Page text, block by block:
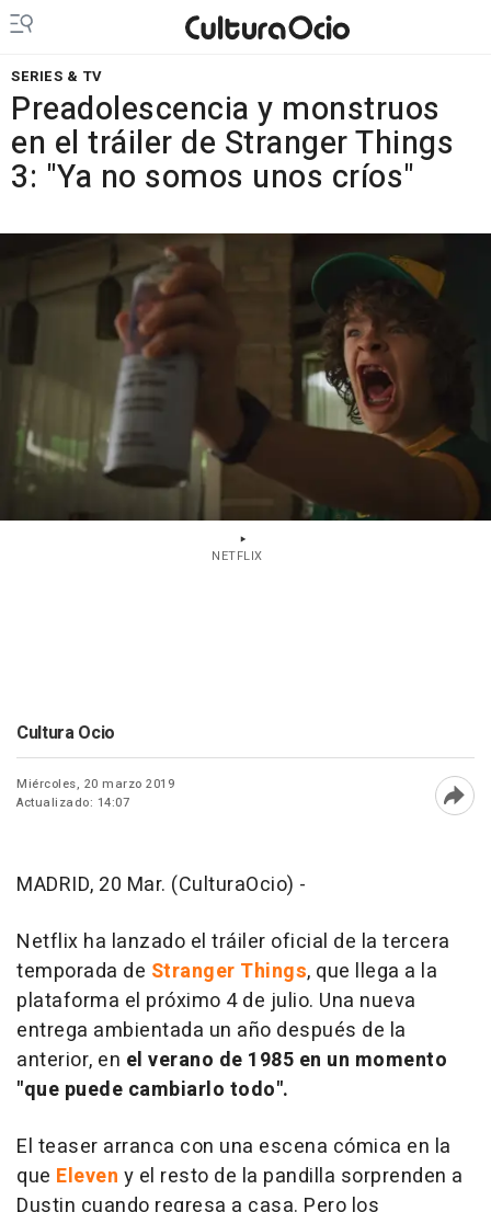
SERIES & TV
Preadolescencia y monstruos
en el tráiler de Stranger Things
3: "Ya no somos unos críos"
NETFLIX
Cultura Ocio
Miércoles, 20 marzo 2019
Actualizado: 14:07
MADRID, 20 Mar. (CulturaOcio) -
Netflix ha lanzado el tráiler oficial de la tercera
temporada de Stranger Things, que llega a la
plataforma el próximo 4 de julio. Una nueva
entrega ambientada un año después de la
anterior, en el verano de 1985 en un momento
"que puede cambiarlo todo".
El teaser arranca con una escena cómica en la
que Eleven y el resto de la pandilla sorprenden a
Dustin cuando regresa a casa. Pero los